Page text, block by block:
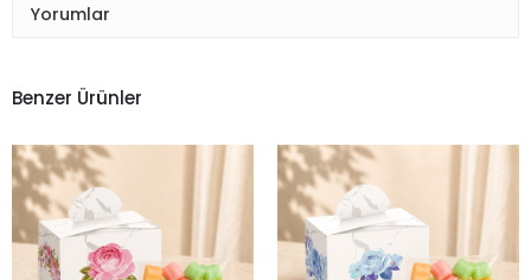
Yorumlar
Benzer Ürünler